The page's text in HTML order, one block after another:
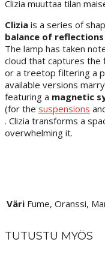
Clizia muuttaa tilan
Clizia is a series of
balance of
The lamp has taken
cloud that captures the
or a treetop filtering a
available versions marry
featuring a magnetic
(for the suspensions
. Clizia transforms a
overwhelming it.
Väri Fume, Oranssi,
TUTUSTU MYÖS